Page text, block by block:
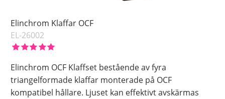
Elinchrom Klaffar OCF
EL-26002
Elinchrom OCF Klaffset bestående av fyra
triangelformade klaffar monterade på OCF
kompatibel hållare. Ljuset kan effektivt avskärmas